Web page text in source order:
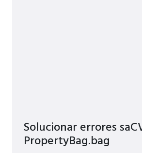
Solucionar errores
PropertyBag.bag